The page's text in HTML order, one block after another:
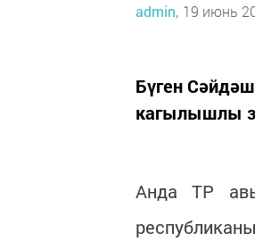
admin, 19 июнь
Бүген
кагылышлы
Анда ТР